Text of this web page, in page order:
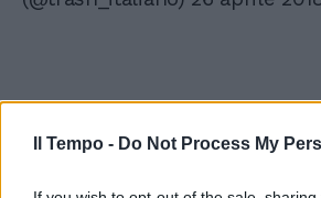
Il Tempo - Do Not Process My